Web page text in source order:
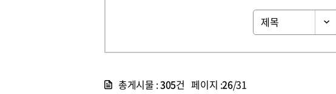
총게시물 :305건 페이지 :26/31